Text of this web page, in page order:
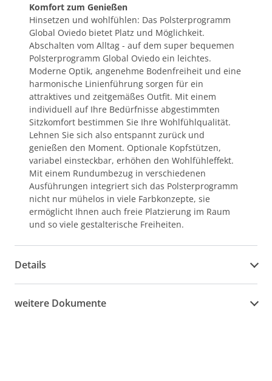
Komfort zum Genießen
Hinsetzen und wohlfühlen: Das Polsterprogramm
Global Oviedo bietet Platz und Möglichkeit.
Abschalten vom Alltag - auf dem super bequemen
Polsterprogramm Global Oviedo ein leichtes.
Moderne Optik, angenehme Bodenfreiheit und eine
harmonische Linienführung sorgen für ein
attraktives und zeitgemäßes Outfit. Mit einem
individuell auf Ihre Bedürfnisse abgestimmten
Sitzkomfort bestimmen Sie Ihre Wohlfühlqualität.
Lehnen Sie sich also entspannt zurück und
genießen den Moment. Optionale Kopfstützen,
variabel einsteckbar, erhöhen den Wohlfühleffekt.
Mit einem Rundumbezug in verschiedenen
Ausführungen integriert sich das Polsterprogramm
nicht nur mühelos in viele Farbkonzepte, sie
ermöglicht Ihnen auch freie Platzierung im Raum
und so viele gestalterische Freiheiten.
Details
weitere Dokumente